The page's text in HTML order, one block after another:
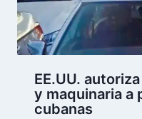
EE.UU.
y maquinaria a
cubanas